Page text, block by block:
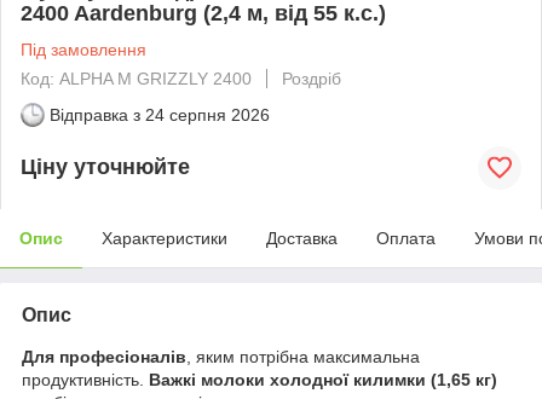
2400 Aardenburg (2,4 м, від 55 к.с.)
Під замовлення
Код: ALPHA M GRIZZLY 2400
Роздріб
Відправка з 24 серпня 2026
Ціну уточнюйте
Опис Характеристики Доставка Оплата Умови
Опис
Для професіоналів , яким потрібна максимальна
продуктивність. Важкі молоки холодної килимки (1,65 кг)